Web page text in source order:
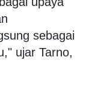
sebagai
ujar Tarno,